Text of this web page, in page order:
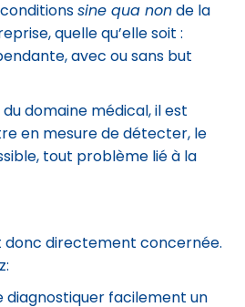
sine qua non de la
quelle qu’elle soit :
avec ou sans but
du domaine médical, il est
en mesure de détecter, le
tout problème lié à la
donc directement concernée.
facilement un